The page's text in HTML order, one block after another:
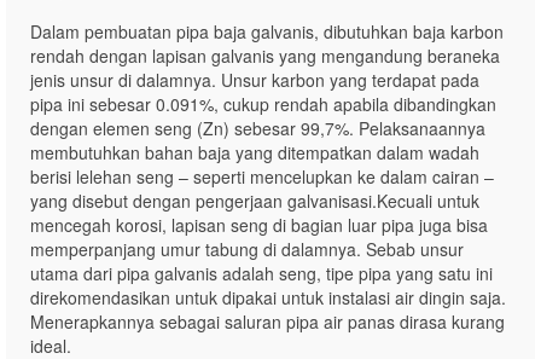
Dalam pembuatan pipa baja galvanis, dibutuhkan baja karbon
rendah dengan lapisan galvanis yang mengandung beraneka
jenis unsur di dalamnya. Unsur karbon yang terdapat pada
pipa ini sebesar 0.091%, cukup rendah apabila dibandingkan
dengan elemen seng (Zn) sebesar 99,7%. Pelaksanaannya
membutuhkan bahan baja yang ditempatkan dalam wadah
berisi lelehan seng – seperti mencelupkan ke dalam cairan –
yang disebut dengan pengerjaan galvanisasi.Kecuali untuk
mencegah korosi, lapisan seng di bagian luar pipa juga bisa
memperpanjang umur tabung di dalamnya. Sebab unsur
utama dari pipa galvanis adalah seng, tipe pipa yang satu ini
direkomendasikan untuk dipakai untuk instalasi air dingin saja.
Menerapkannya sebagai saluran pipa air panas dirasa kurang
ideal.